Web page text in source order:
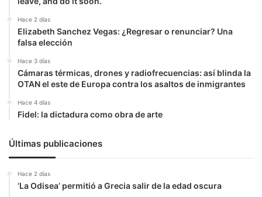
Hace 2 días
Elizabeth Sanchez Vegas: ¿Regresar o renunciar? Una
falsa elección
Hace 3 días
Cámaras térmicas, drones y radiofrecuencias: así blinda la
OTAN el este de Europa contra los asaltos de inmigrantes
Hace 4 días
Fidel: la dictadura como obra de arte
Últimas publicaciones
Hace 2 días
‘La Odisea’ permitió a Grecia salir de la edad oscura